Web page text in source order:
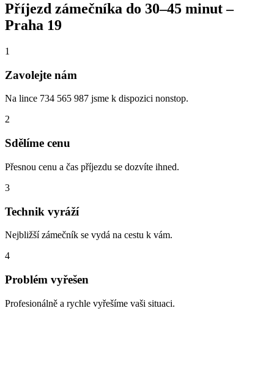
Příjezd zámečníka do 30–45 minut–
Praha 19
1
Zavolejte nám
Na lince 734 565 987 jsme k dispozici nonstop.
2
Sdělíme cenu
Přesnou cenu a čas příjezdu se dozvíte ihned.
3
Technik vyráží
Nejbližší zámečník se vydá na cestu k vám.
4
Problém vyřešen
Profesionálně a rychle vyřešíme vaši situaci.